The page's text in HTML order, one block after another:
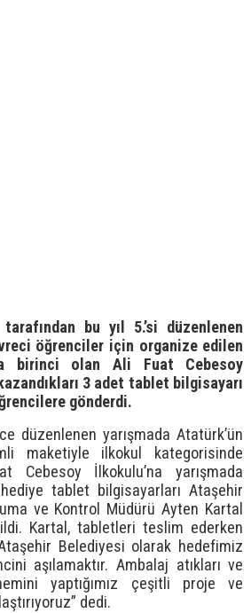
bu yıl 5.’si düzenlenen
öğrenciler için organize edilen
birinci olan Ali Fuat Cebesoy
3 adet tablet bilgisayarı
gönderdi.
düzenlenen yarışmada Atatürk’ün
maketiyle ilkokul kategorisinde
İlkokulu’na yarışmada
tablet bilgisayarları Ataşehir
ve Kontrol Müdürü Ayten Kartal
Kartal, tabletleri teslim ederken
Belediyesi olarak hedefimiz
aşılamaktır. Ambalaj atıkları ve
yaptığımız çeşitli proje ve
dedi.